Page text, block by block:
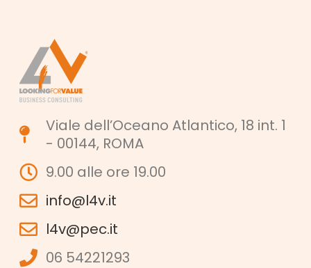
Viale dell’Oceano Atlantico, 18 int. 1
- 00144, ROMA
9.00 alle ore 19.00
info@l4v.it
l4v@pec.it
06 54221293